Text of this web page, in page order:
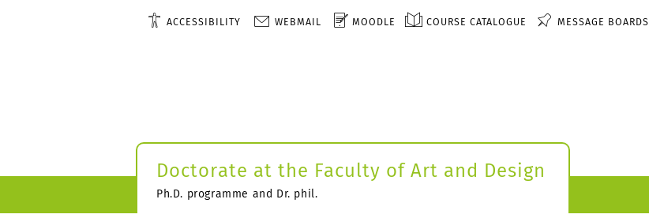
ACCESSIBILITY WEBMAIL MOODLE COURSE CATALOGUE MESSAGE BOARDS
Doctorate at the Faculty of Art and Design
Ph.D. programme and Dr. phil.